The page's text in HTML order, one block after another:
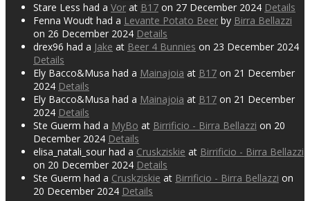
Stare Less had a Vor at B17 on 27 December 2024 Details
Fenna Woudt had a Levante Potato Beer by Birra Bellazzi
on 26 December 2024 Details
drex96 had a Jake at Beer 4 Bunnies on 23 December 2024
Details
Ely Bacco&Musa had a Mainajoia at B17 on 21 December
2024 Details
Ely Bacco&Musa had a Mainajoia at B17 on 21 December
2024 Details
Ste Guerm had a MyBo at Birrificio - Birra Bellazzi on 20
December 2024 Details
elisa_natali_sour had a Cruskziskie at Birrificio - Birra Bellazzi
on 20 December 2024 Details
Ste Guerm had a Cruskziskie at Birrificio - Birra Bellazzi on
20 December 2024 Details